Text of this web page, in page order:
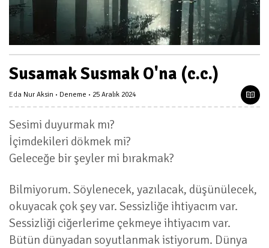
Susamak Susmak O'na (c.c.)
Eda Nur Aksin Deneme 25 Aralık 2024
Sesimi duyurmak mı?
İçimdekileri dökmek mi?
Geleceğe bir şeyler mi bırakmak?
Bilmiyorum. Söylenecek, yazılacak, düşünülecek,
okuyacak çok şey var. Sessizliğe ihtiyacım var.
Sessizliği ciğerlerime çekmeye ihtiyacım var.
Bütün dünyadan soyutlanmak istiyorum. Dünya